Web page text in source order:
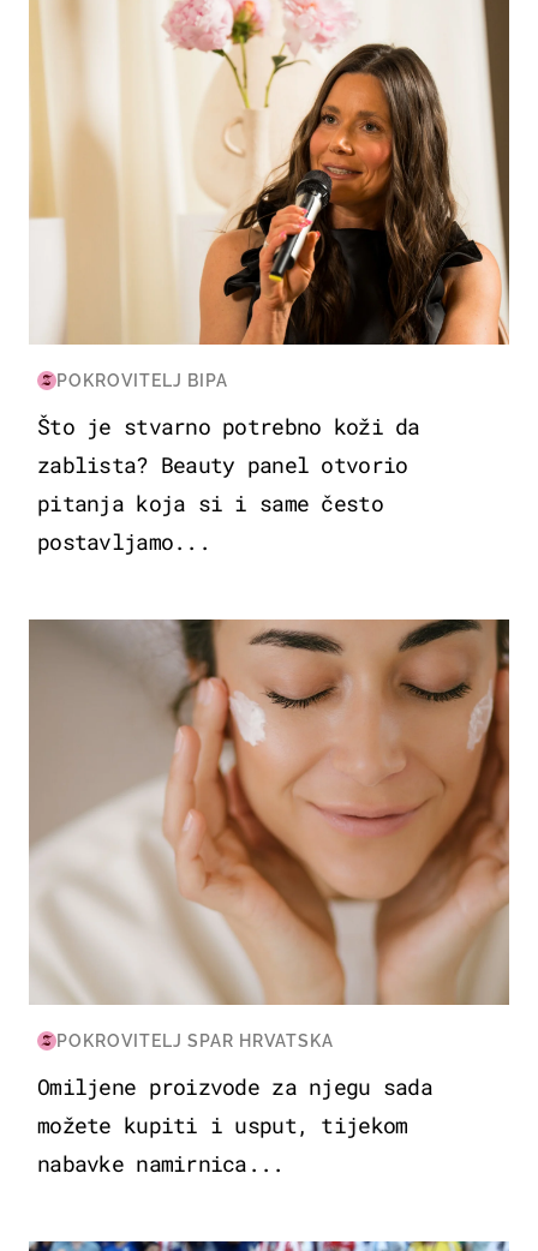
POKROVITELJ BIPA
Što je stvarno potrebno koži da
zablista? Beauty panel otvorio
pitanja koja si i same često
postavljamo...
MODA & LJEPOTA
POKROVITELJ SPAR HRVATSKA
Omiljene proizvode za njegu sada
možete kupiti i usput, tijekom
nabavke namirnica...